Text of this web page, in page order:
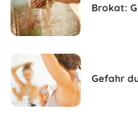
Brokat:
Gefahr